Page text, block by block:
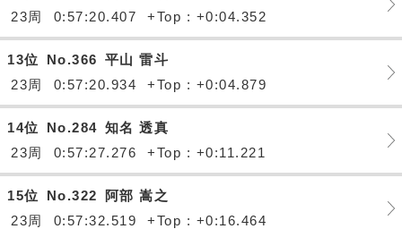
23周
0:57:20.407 +Top : +0:04.352
13位 No.366 平山 雷斗
23周
0:57:20.934 +Top : +0:04.879
14位 No.284 知名 透真
23周
0:57:27.276 +Top : +0:11.221
15位 No.322
阿部 嵩之
23周
0:57:32.519 +Top : +0:16.464